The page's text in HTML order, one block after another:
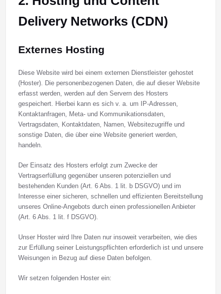
Delivery Networks (CDN)
Externes Hosting
Diese Website wird bei einem externen Dienstleister gehostet
(Hoster). Die personenbezogenen Daten, die auf dieser Website
erfasst werden, werden auf den Servern des Hosters
gespeichert. Hierbei kann es sich v. a. um IP-Adressen,
Kontaktanfragen, Meta- und Kommunikationsdaten,
Vertragsdaten, Kontaktdaten, Namen, Websitezugriffe und
sonstige Daten, die über eine Website generiert werden,
handeln.
Der Einsatz des Hosters erfolgt zum Zwecke der
Vertragserfüllung gegenüber unseren potenziellen und
bestehenden Kunden (Art. 6 Abs. 1 lit. b DSGVO) und im
Interesse einer sicheren, schnellen und effizienten Bereitstellung
unseres Online-Angebots durch einen professionellen Anbieter
(Art. 6 Abs. 1 lit. f DSGVO).
Unser Hoster wird Ihre Daten nur insoweit verarbeiten, wie dies
zur Erfüllung seiner Leistungspflichten erforderlich ist und unsere
Weisungen in Bezug auf diese Daten befolgen.
Wir setzen folgenden Hoster ein: